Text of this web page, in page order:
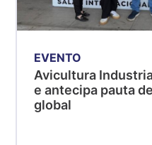
PR
R$ 4,53
Suíno - Estadual
SC
R$ 4,50
kg
EVENTO
Avicultura
e antecipa pauta
global